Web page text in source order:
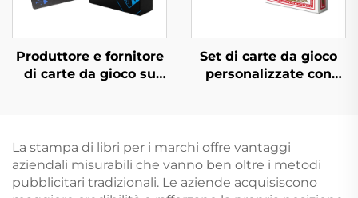
Produttore e fornitore
di carte da gioco su
stampa e confezione
personalizzata per
adulti e coppie
Set di carte da gioco
personalizzate con
intrattenimento poker
con scatola
La stampa di libri per i marchi offre vantaggi
aziendali misurabili che vanno ben oltre i metodi
pubblicitari tradizionali. Le aziende acquisiscono